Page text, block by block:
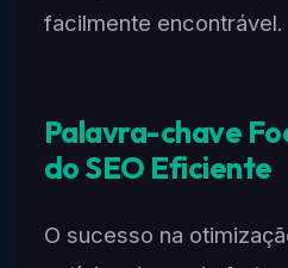
facilmente encontrável.
Palavra-chave
do SEO Eficiente
O sucesso na